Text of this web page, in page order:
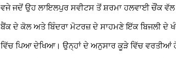
ਵਜੇ ਜਦੋਂ ਉਹ ਲਾਇਲਪੁਰ ਸਵੀਟਸ ਤੋਂ ਸ਼ਰਮਾ ਹਲਵਾਈ ਚੌਂਕ ਵੱਲ
ਬੈਂਕ ਦੇ ਕੋਲ ਅਤੇ ਬਿੰਦਰਾ ਮੋਟਰਜ਼ ਦੇ ਸਾਹਮਣੇ ਇੱਕ ਬਿਜਲੀ ਦੇ
ਵਿੱਚ ਪਿਆ ਦੇਖਿਆ। ਉਨ੍ਹਾਂ ਦੇ ਅਨੁਸਾਰ ਕੂੜੇ ਵਿੱਚ